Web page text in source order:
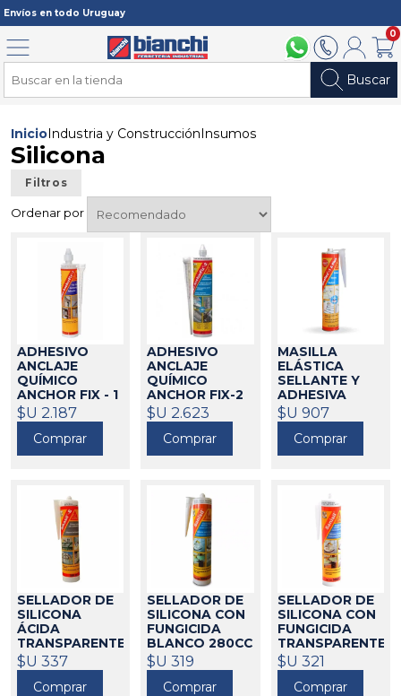
Envíos en todo Uruguay
094 211 1122902 2902Mi cuenta
0
Buscar
Menú
Inicio Industria y Construcción Insumos
Silicona
Filtros
Ordenar por
ADHESIVO
ANCLAJE
QUÍMICO
ANCHOR FIX - 1
SIKA 521014
$U 2.187
Comprar
ADHESIVO
ANCLAJE
QUÍMICO
ANCHOR FIX-2
SIKA 521073
$U 2.623
Comprar
MASILLA
ELÁSTICA
SELLANTE Y
ADHESIVA
SIKAFLEX 1A
PLUS SIKA
521002
$U 907
Comprar
SELLADOR DE
SILICONA
ÁCIDA
TRANSPARENTE
280CC SIKA
SIKA-SIL E
521007
$U 337
Comprar
SELLADOR DE
SILICONA CON
FUNGICIDA
BLANCO 280CC
SIKA SANISIL
521018
$U 319
Comprar
SELLADOR DE
SILICONA CON
FUNGICIDA
TRANSPARENTE
280CC SIKA
SANISIL521008
$U 321
Comprar